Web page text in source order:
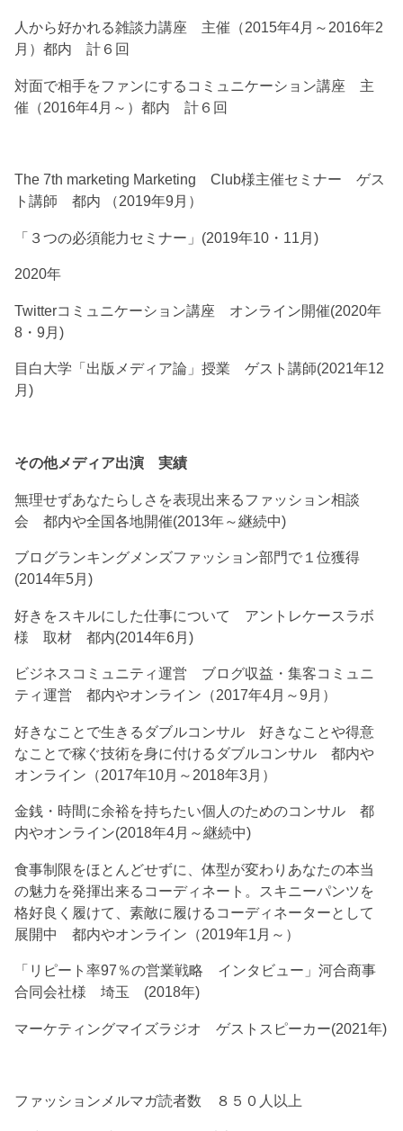
人から好かれる雑談力講座 主催（2015年4月～2016年2
月）都内 計６回
対面で相手をファンにするコミュニケーション講座 主
催（2016年4月～）都内 計６回
The 7th marketing Marketing Club様主催セミナー ゲス
ト講師 都内 （2019年9月）
「３つの必須能力セミナー」(2019年10・11月)
2020年
Twitterコミュニケーション講座 オンライン開催(2020年
8・9月)
目白大学「出版メディア論」授業 ゲスト講師(2021年12
月)
その他メディア出演 実績
無理せずあなたらしさを表現出来るファッション相談
会 都内や全国各地開催(2013年～継続中)
ブログランキングメンズファッション部門で１位獲得
(2014年5月)
好きをスキルにした仕事について アントレケースラボ
様 取材 都内(2014年6月)
ビジネスコミュニティ運営 ブログ収益・集客コミュニ
ティ運営 都内やオンライン（2017年4月～9月）
好きなことで生きるダブルコンサル 好きなことや得意
なことで稼ぐ技術を身に付けるダブルコンサル 都内や
オンライン（2017年10月～2018年3月）
金銭・時間に余裕を持ちたい個人のためのコンサル 都
内やオンライン(2018年4月～継続中)
食事制限をほとんどせずに、体型が変わりあなたの本当
の魅力を発揮出来るコーディネート。スキニーパンツを
格好良く履けて、素敵に履けるコーディネーターとして
展開中 都内やオンライン（2019年1月～）
「リピート率97％の営業戦略 インタビュー」河合商事
合同会社様 埼玉 (2018年)
マーケティングマイズラジオ ゲストスピーカー(2021年)
ファッションメルマガ読者数 ８５０人以上